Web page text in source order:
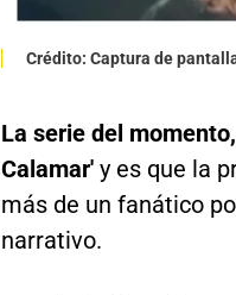
Crédito: Captura de
La serie del
Calamar'y es que la
más de un fanático
narrativo.